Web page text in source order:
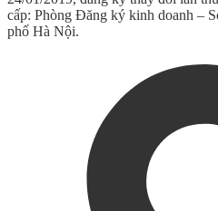
cấp: Phòng Đăng ký kinh doanh –
phố Hà Nội.